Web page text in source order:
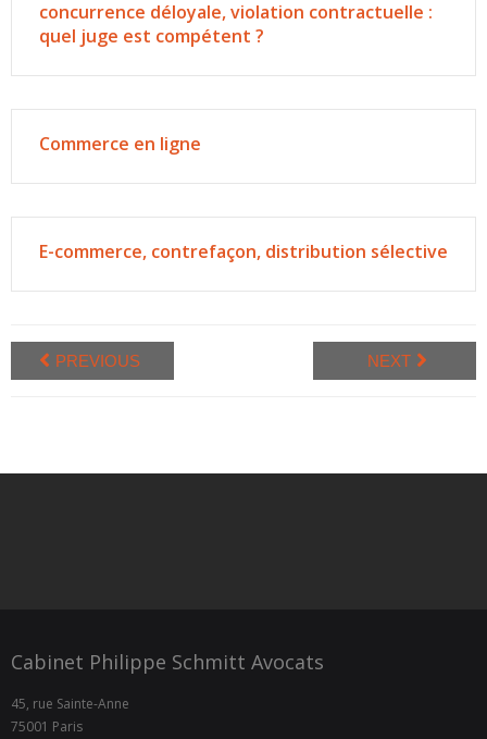
concurrence déloyale, violation contractuelle :
quel juge est compétent ?
Commerce en ligne
E-commerce, contrefaçon, distribution sélective
PREVIOUS NEXT
Cabinet Philippe Schmitt Avocats
45, rue Sainte-Anne
75001 Paris